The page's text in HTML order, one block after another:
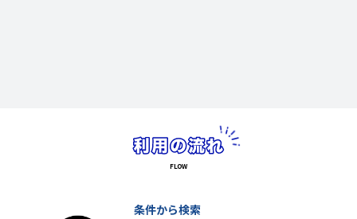
条件から検索